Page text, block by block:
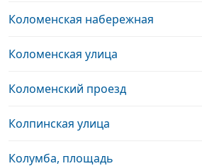
Коломенская набережная
Коломенская улица
Коломенский проезд
Колпинская улица
Колумба, площадь